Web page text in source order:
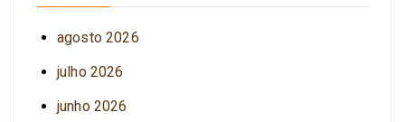
agosto 2026
julho 2026
junho 2026